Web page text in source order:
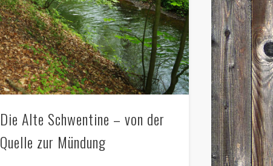
Die Alte Schwentine – von der
Quelle zur Mündung